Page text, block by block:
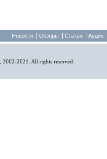
Новости Обзоры Статьи Аудио
2021. All rights reserved.